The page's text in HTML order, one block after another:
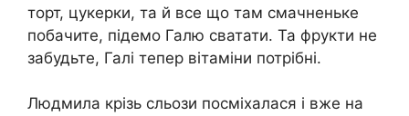
торт, цукерки, та й все що там смачненьке
побачите, підемо Галю сватати. Та фрукти не
забудьте, Галі тепер вітаміни потрібні.
Людмила крізь сльози посміхалася і вже на